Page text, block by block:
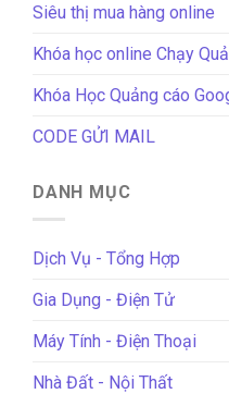
Siêu thị mua hàng online
Khóa học online Chạy
Khóa Học Quảng cáo
CODE GỬI MAIL
DANH MỤC
Dịch Vụ - Tổng Hợp
Gia Dụng - Điện Tử
Máy Tính - Điện Thoại
Nhà Đất - Nội Thất